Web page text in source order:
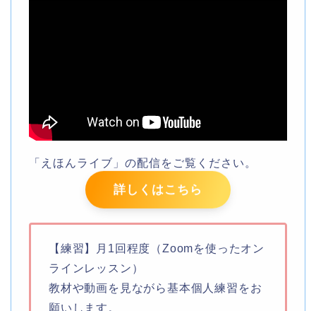
「えほんライブ」の配信をご覧ください。
詳しくはこちら
【練習】月1回程度（Zoomを使ったオン
ラインレッスン）
教材や動画を見ながら基本個人練習をお
願いします。